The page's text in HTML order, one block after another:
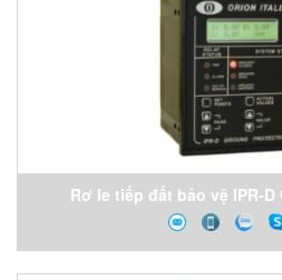
Rơ le tiếp đất bảo vệ IPR-